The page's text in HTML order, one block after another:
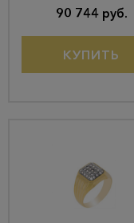
90 744 руб.
КУПИТЬ